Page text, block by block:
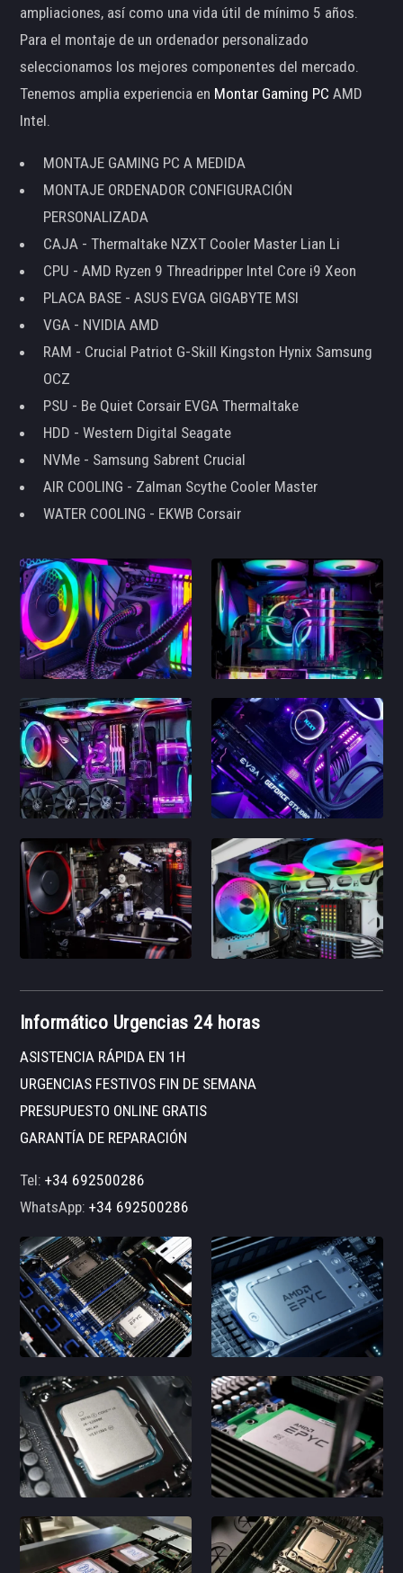
ampliaciones, así como una vida útil de mínimo 5 años.
Para el montaje de un ordenador personalizado
seleccionamos los mejores componentes del mercado.
Tenemos amplia experiencia en Montar Gaming PC AMD
Intel.
MONTAJE GAMING PC A MEDIDA
MONTAJE ORDENADOR CONFIGURACIÓN
PERSONALIZADA
CAJA - Thermaltake NZXT Cooler Master Lian Li
CPU - AMD Ryzen 9 Threadripper Intel Core i9 Xeon
PLACA BASE - ASUS EVGA GIGABYTE MSI
VGA - NVIDIA AMD
RAM - Crucial Patriot G-Skill Kingston Hynix Samsung
OCZ
PSU - Be Quiet Corsair EVGA Thermaltake
HDD - Western Digital Seagate
NVMe - Samsung Sabrent Crucial
AIR COOLING - Zalman Scythe Cooler Master
WATER COOLING - EKWB Corsair
Informático Urgencias 24 horas
ASISTENCIA RÁPIDA EN 1H
URGENCIAS FESTIVOS FIN DE SEMANA
PRESUPUESTO ONLINE GRATIS
GARANTÍA DE REPARACIÓN
Tel:+34 692500286
WhatsApp:+34 692500286